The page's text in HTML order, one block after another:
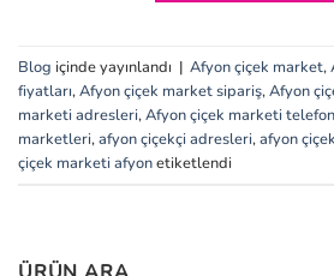
Blog içinde yayınlandı | Afyon çiçek market,
fiyatları,Afyon çiçek market sipariş,Afyon
marketi adresleri,Afyon çiçek marketi
marketleri,afyon çiçekçi adresleri,afyon
çiçek marketi afyonetiketlendi